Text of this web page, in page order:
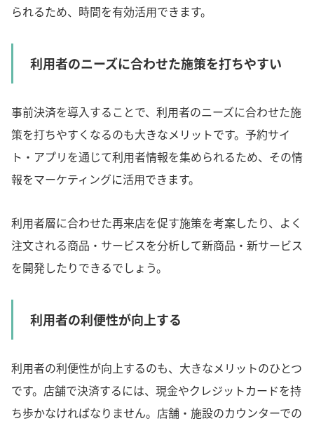
られるため、時間を有効活用できます。
利用者のニーズに合わせた施策を打ちやすい
事前決済を導入することで、利用者のニーズに合わせた施
策を打ちやすくなるのも大きなメリットです。予約サイ
ト・アプリを通じて利用者情報を集められるため、その情
報をマーケティングに活用できます。
利用者層に合わせた再来店を促す施策を考案したり、よく
注文される商品・サービスを分析して新商品・新サービス
を開発したりできるでしょう。
利用者の利便性が向上する
利用者の利便性が向上するのも、大きなメリットのひとつ
です。店舗で決済するには、現金やクレジットカードを持
ち歩かなければなりません。店舗・施設のカウンターでの